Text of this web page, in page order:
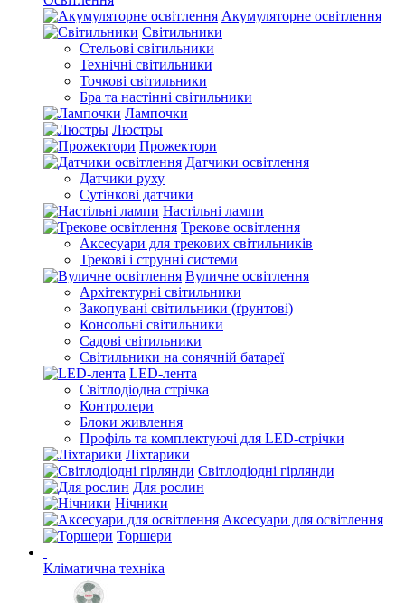
Акумуляторне освітлення
Світильники
Стельові світильники
Технічні світильники
Точкові світильники
Бра та настінні світильники
Лампочки
Люстры
Прожектори
Датчики освітлення
Датчики руху
Сутінкові датчики
Настільні лампи
Трекове освітлення
Аксесуари для трекових світильників
Трекові і струнні системи
Вуличне освітлення
Архітектурні світильники
Закопувані світильники (ґрунтові)
Консольні світильники
Садові світильники
Світильники на сонячній батареї
LED-лента
Світлодіодна стрічка
Контролери
Блоки живлення
Профіль та комплектуючі для LED-стрічки
Ліхтарики
Світлодіодні гірлянди
Для рослин
Нічники
Аксесуари для освітлення
Торшери
Кліматична техніка